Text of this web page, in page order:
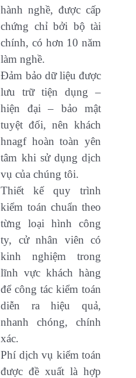
hành nghề, được cấp
chứng chỉ bởi bộ tài
chính, có hơn 10 năm
làm nghề.
Đảm bảo dữ liệu được
lưu trữ tiện dụng –
hiện đại – bảo mật
tuyệt đối, nên khách
hnagf hoàn toàn yên
tâm khi sử dụng dịch
vụ của chúng tôi.
Thiết kế quy trình
kiểm toán chuẩn theo
từng loại hình công
ty, cử nhân viên có
kinh nghiệm trong
lĩnh vực khách hàng
để công tác kiểm toán
diễn ra hiệu quả,
nhanh chóng, chính
xác.
Phí dịch vụ kiểm toán
được đề xuất là hợp